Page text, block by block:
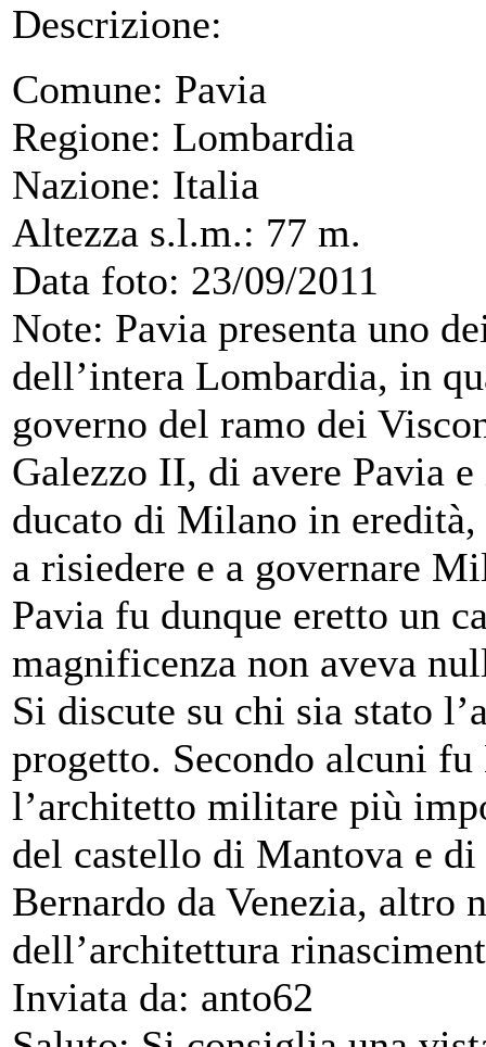
Descrizione:
Comune: Pavia
Regione: Lombardia
Nazione: Italia
Altezza s.l.m.: 77 m.
Data foto: 23/09/2011
Note: Pavia presenta uno
dell’intera Lombardia, in
governo del ramo dei
Galezzo II, di avere Pavia
ducato di Milano in
a risiedere e a governare
Pavia fu dunque eretto un
magnificenza non aveva
Si discute su chi sia stato
progetto. Secondo alcuni
l’architetto militare più
del castello di Mantova e
Bernardo da Venezia, altro
dell’architettura
Inviata da: anto62